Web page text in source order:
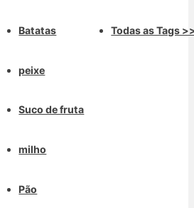
Batatas
peixe
Suco de fruta
milho
Pão
Todas as Tags